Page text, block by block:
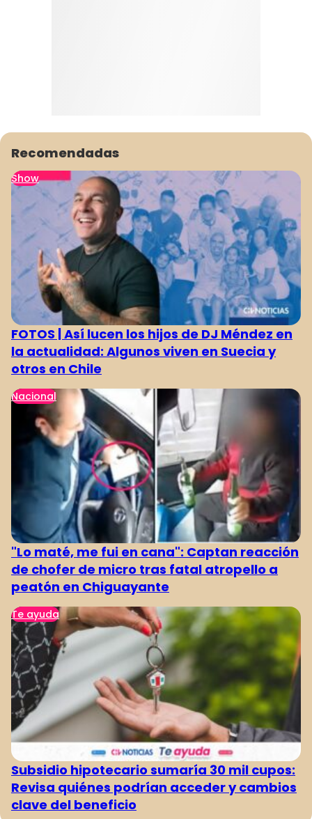
Recomendadas
Show
FOTOS | Así lucen los hijos de DJ Méndez en
la actualidad: Algunos viven en Suecia y
otros en Chile
Nacional
"Lo maté, me fui en cana": Captan reacción
de chofer de micro tras fatal atropello a
peatón en Chiguayante
Te ayuda
Subsidio hipotecario sumaría 30 mil cupos:
Revisa quiénes podrían acceder y cambios
clave del beneficio